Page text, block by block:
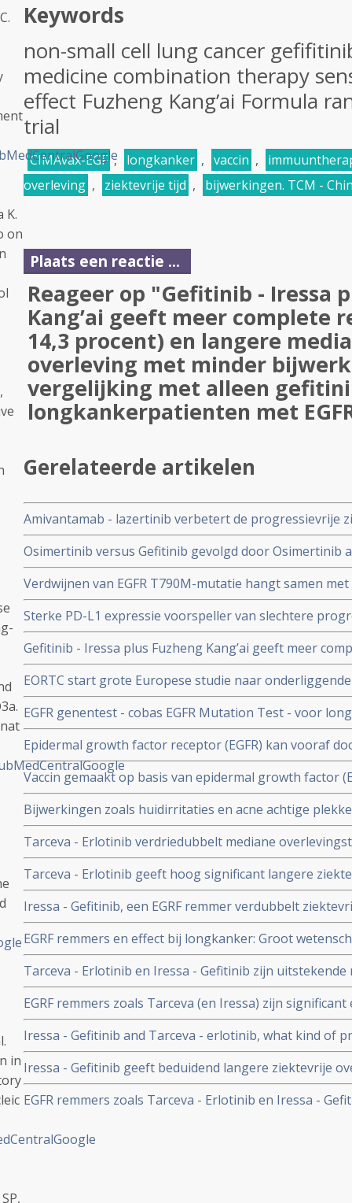
Keywords
non-small cell lung cancer
medicine combination therapy
effect Fuzheng Kang’ai Formula
trial
Google
K.
on
Google
in
Google
CIMAvax-EGF , longkanker , vaccin ,
overleving , ziektevrije tijd , bijwerkingen. TCM -
Plaats een reactie ...
Reageer op "Gefitinib - Iressa
Kang’ai geeft meer complete
14,3 procent) en langere
overleving met minder
vergelijking met alleen
longkankerpatienten met
Gerelateerde artikelen
Amivantamab - lazertinib verbetert de progressievrije
vergelijking met osimertinib bij patiënten met niet
niet kleincellige longkanker (NSCLC), inclusief
Osimertinib versus Gefitinib gevolgd door Osimertinib
gevorderde EGFR-mutante niet-kleincellige
maar overleving blijft gelijk copy 1
Verdwijnen van EGFR T790M-mutatie hangt samen
behandelingsfalen en ontwikkeling van resistentie
kleincellige longkanker
Sterke PD-L1 expressie voorspeller van slechtere
veroorzaakt nieuwe mutaties bij gebruik van Tyrosine
patienten met longkanker met EGFR mutaties.
Gefitinib - Iressa plus Fuzheng Kang’ai geeft meer
procent) en langere mediane overall overleving met
vergelijking met alleen gefitinib bij
EORTC start grote Europese studie naar
klein-cellige longkanker met EGFR mutatie
EGFR genentest - cobas EGFR Mutation Test - voor
gebaseerde medicijn Tarceva - erlotinib krijgt officieel
Epidermal growth factor receptor (EGFR) kan vooraf
fast TaqMan PCR analyse worden vastgesteld bj
beter beoordelen of Iressa of Tarceva dan nut heeft
Vaccin gemaakt op basis van epidermal growth factor
overlevingen en significant betere kwaliteit van leven
niet-klein-cellige longkanker, (stadium IIIB en IV) copy 1
Bijwerkingen zoals huidirritaties en acne achtige
van Tarceva en Iressa aan te tonen
Tarceva - Erlotinib verdriedubbelt mediane
patienten met vergevorderde niet klein-cellige
tumorexpressie hebben voor EGFR remmers als
Tarceva - Erlotinib geeft hoog significant langere
eerste lijnsbehandeling voor niet-klein-cellige
expressie.
Iressa - Gefitinib, een EGRF remmer verdubbelt
longkankerpatienten (5,4 t.o. 10,8 maanden) in
chemo.
EGRF remmers en effect bij longkanker: Groot
over recente ontwikkelingen van EGRF remmers
de behandeling van longkanker. Door prof. dr.
Tarceva - Erlotinib en Iressa - Gefitinib zijn uitstekende
longkankerpatienten met juiste EGRF expressie en
en betere kwaliteit van leven.
EGRF remmers zoals Tarceva (en Iressa) zijn
tegenover placebo bij inoperabele longkanker. Maar
tumorreceptoren en bepaalde mutatie. Artikel
Iressa - Gefitinib and Tarceva - erlotinib, what kind of
Iressa - Gefitinib geeft beduidend langere ziektevrije
patienten met niet-klein-cellige longkanker met
geplaatst 5 januari 2010
EGFR remmers zoals Tarceva - Erlotinib en Iressa -